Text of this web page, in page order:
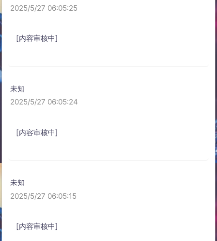
2025/5/27 06:05:25
[内容审核中]
未知
2025/5/27 06:05:24
[内容审核中]
未知
2025/5/27 06:05:15
[内容审核中]